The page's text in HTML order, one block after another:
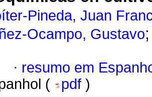
Pineda, Juan
Ocampo, Gustavo
· resumo em
(
pdf )